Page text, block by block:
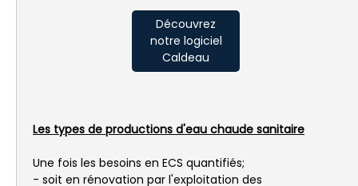
Découvrez
notre logiciel
Caldeau
Les types de productions d'eau chaude sanitaire
Une fois les besoins en ECS quantifiés;
- soit en rénovation par l'exploitation des